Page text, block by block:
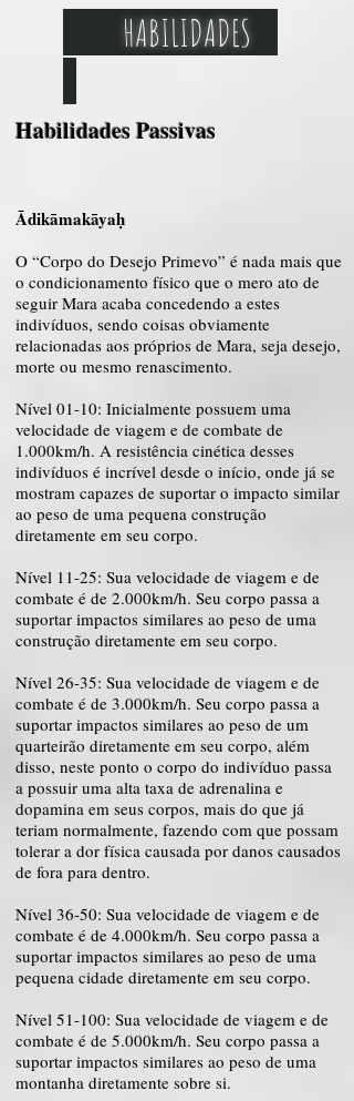
HABILIDADES
Habilidades Passivas
Ādikāmakāyaḥ
O “Corpo do Desejo Primevo” é nada mais que
o condicionamento físico que o mero ato de
seguir Mara acaba concedendo a estes
indivíduos, sendo coisas obviamente
relacionadas aos próprios de Mara, seja desejo,
morte ou mesmo renascimento.
Nível 01-10: Inicialmente possuem uma
velocidade de viagem e de combate de
1.000km/h. A resistência cinética desses
indivíduos é incrível desde o início, onde já se
mostram capazes de suportar o impacto similar
ao peso de uma pequena construção
diretamente em seu corpo.
Nível 11-25: Sua velocidade de viagem e de
combate é de 2.000km/h. Seu corpo passa a
suportar impactos similares ao peso de uma
construção diretamente em seu corpo.
Nível 26-35: Sua velocidade de viagem e de
combate é de 3.000km/h. Seu corpo passa a
suportar impactos similares ao peso de um
quarteirão diretamente em seu corpo, além
disso, neste ponto o corpo do indivíduo passa
a possuir uma alta taxa de adrenalina e
dopamina em seus corpos, mais do que já
teriam normalmente, fazendo com que possam
tolerar a dor física causada por danos causados
de fora para dentro.
Nível 36-50: Sua velocidade de viagem e de
combate é de 4.000km/h. Seu corpo passa a
suportar impactos similares ao peso de uma
pequena cidade diretamente em seu corpo.
Nível 51-100: Sua velocidade de viagem e de
combate é de 5.000km/h. Seu corpo passa a
suportar impactos similares ao peso de uma
montanha diretamente sobre si.